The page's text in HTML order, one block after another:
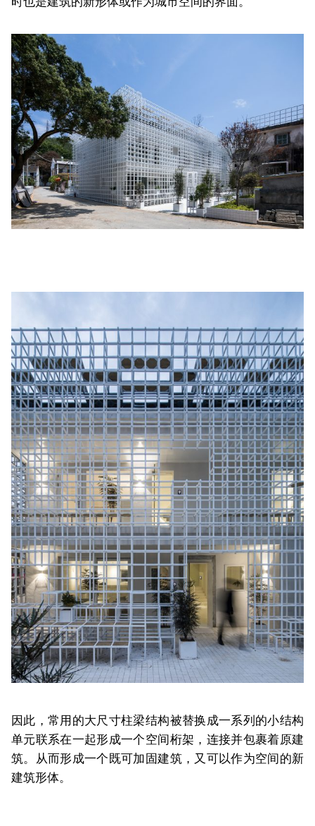
因此，常用的大尺寸柱梁结构被替换成一系列的小结构
单元联系在一起形成一个空间桁架，连接并包裹着原建
筑。从而形成一个既可加固建筑，又可以作为空间的新
建筑形体。